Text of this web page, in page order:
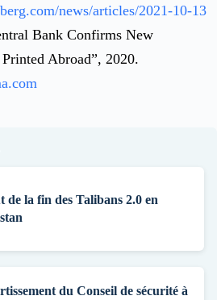
news/articles/2021-10-13
Bank Confirms New
Abroad”, 2020.
de la fin des Talibans 2.0 en
du Conseil de sécurité à